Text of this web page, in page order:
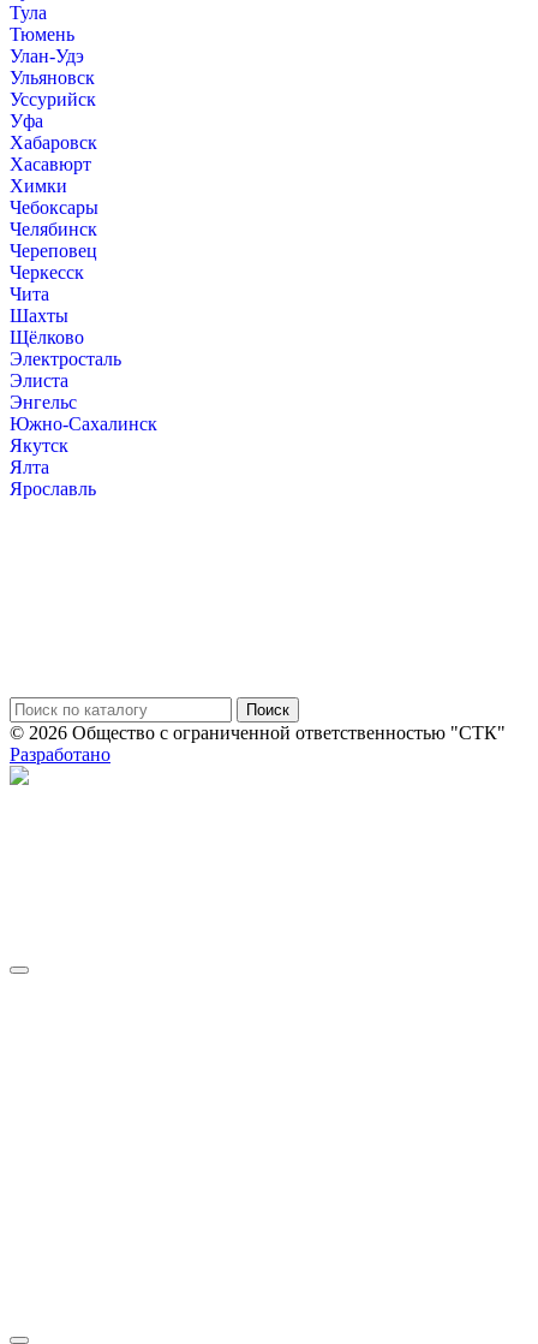
Тула
Тюмень
Улан-Удэ
Ульяновск
Уссурийск
Уфа
Хабаровск
Хасавюрт
Химки
Чебоксары
Челябинск
Череповец
Черкесск
Чита
Шахты
Щёлково
Электросталь
Элиста
Энгельс
Южно-Сахалинск
Якутск
Ялта
Ярославль
© 2026 Общество с ограниченной ответственностью "СТК"
Разработано